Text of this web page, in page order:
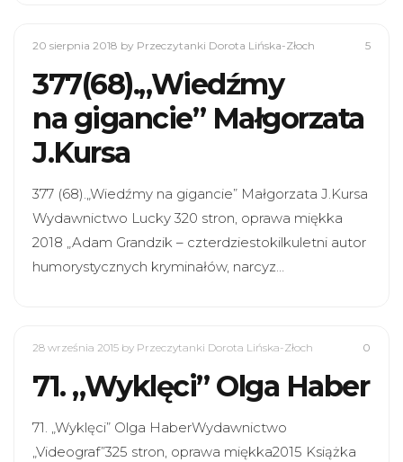
20 sierpnia 2018 by Przeczytanki Dorota Lińska-Złoch 5
377(68).„Wiedźmy
na gigancie” Małgorzata
J.Kursa
377 (68).„Wiedźmy na gigancie” Małgorzata J.Kursa
Wydawnictwo Lucky 320 stron, oprawa miękka
2018 „Adam Grandzik – czterdziestokilkuletni autor
humorystycznych kryminałów, narcyz…
28 września 2015 by Przeczytanki Dorota Lińska-Złoch 0
71. „Wyklęci” Olga Haber
71. „Wyklęci” Olga HaberWydawnictwo
„Videograf”325 stron, oprawa miękka2015 Książka